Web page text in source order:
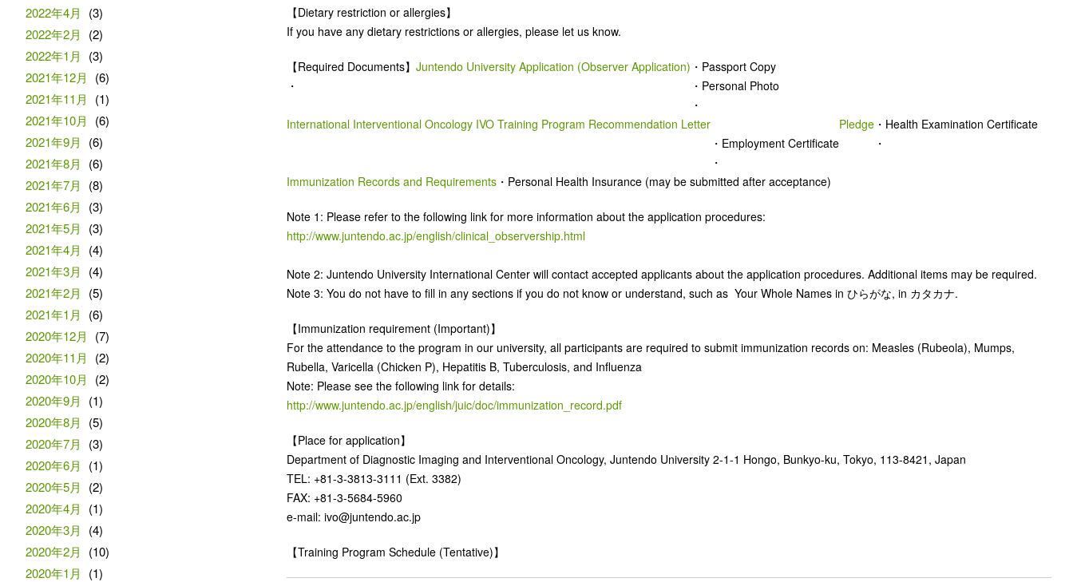
【Dietary restriction or allergies】
If you have any dietary restrictions or allergies, please let us know.
【Required Documents】
・
Juntendo University Application (Observer Application) ・Passport Copy
・Personal Photo
・
International Interventional Oncology IVO Training Program Recommendation Letter
・Employment Certificate
・
Pledge ・Health Examination Certificate
・
Immunization Records and Requirements ・Personal Health Insurance (may be submitted after acceptance)
Note 1: Please refer to the following link for more information about the application procedures:
http://www.juntendo.ac.jp/english/clinical_observership.html
Note 2: Juntendo University International Center will contact accepted applicants about the application procedures. Additional items may be required.
Note 3: You do not have to fill in any sections if you do not know or understand, such as Your Whole Names in ひらがな, in カタカナ.
【Immunization requirement (Important)】
For the attendance to the program in our university, all participants are required to submit immunization records on: Measles (Rubeola), Mumps,
Rubella, Varicella (Chicken P), Hepatitis B, Tuberculosis, and Influenza
Note: Please see the following link for details:
http://www.juntendo.ac.jp/english/juic/doc/immunization_record.pdf
【Place for application】
Department of Diagnostic Imaging and Interventional Oncology, Juntendo University 2-1-1 Hongo, Bunkyo-ku, Tokyo, 113-8421, Japan
TEL: +81-3-3813-3111 (Ext. 3382)
FAX: +81-3-5684-5960
e-mail: ivo@juntendo.ac.jp
【Training Program Schedule (Tentative)】
2022年4月
(3)
2022年2月
(2)
2022年1月
(3)
2021年12月
(6)
2021年11月
(1)
2021年10月
(6)
2021年9月
(6)
2021年8月
(6)
2021年7月
(8)
2021年6月
(3)
2021年5月
(3)
2021年4月
(4)
2021年3月
(4)
2021年2月
(5)
2021年1月
(6)
2020年12月
(7)
2020年11月
(2)
2020年10月
(2)
2020年9月
(1)
2020年8月
(5)
2020年7月
(3)
2020年6月
(1)
2020年5月
(2)
2020年4月
(1)
2020年3月
(4)
2020年2月
(10)
2020年1月
(1)